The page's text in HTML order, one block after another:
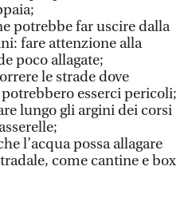
potrebbe far uscire dalla
fare attenzione alla
poco allagate;
le strade dove
esserci pericoli;
lungo gli argini dei corsi
l’acqua possa allagare
come cantine e box